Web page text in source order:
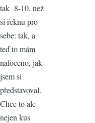
tak 8-10, než
si řeknu pro
sebe: tak, a
teď to mám
nafoceno, jak
jsem si
představoval.
Chce to ale
nejen kus